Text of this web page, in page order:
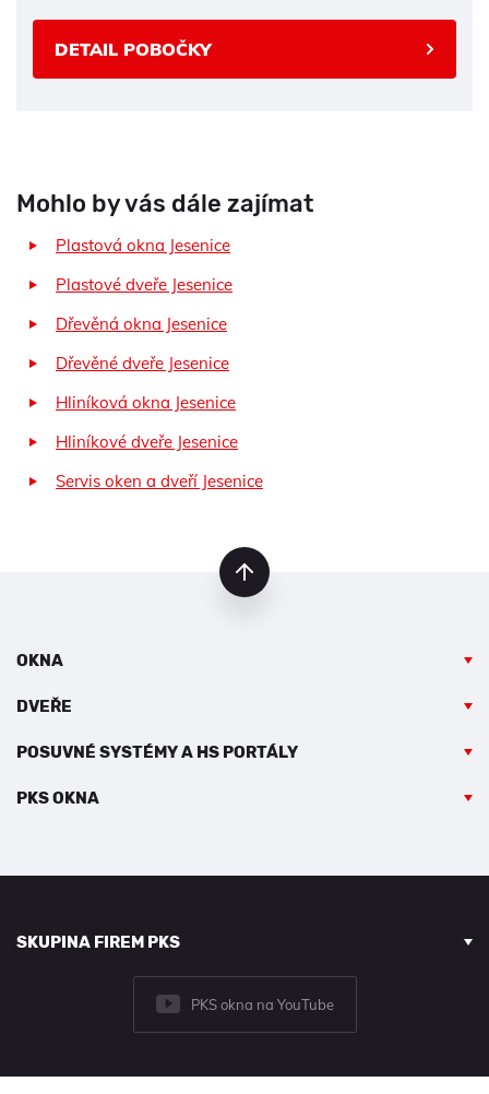
DETAIL POBOČKY
Mohlo by vás dále zajímat
Plastová okna Jesenice
Plastové dveře Jesenice
Dřevěná okna Jesenice
Dřevěné dveře Jesenice
Hliníková okna Jesenice
Hliníkové dveře Jesenice
Servis oken a dveří Jesenice
OKNA
DVEŘE
POSUVNÉ SYSTÉMY A HS PORTÁLY
PKS OKNA
SKUPINA FIREM PKS
PKS okna na YouTube